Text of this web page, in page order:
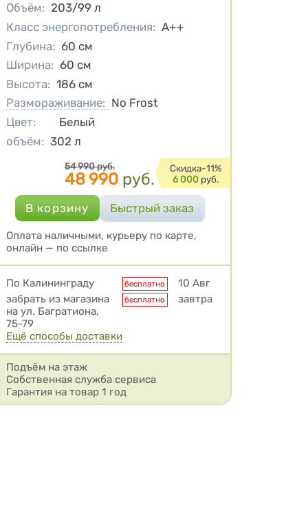
Объём: 203/99 л
Класс энергопотребления: A++
Глубина: 60 см
Ширина: 60 см
Высота: 186 см
Размораживание: No Frost
Цвет:
Белый
объём: 302 л
Цена
54 990руб.
48 990 руб.
Cкидка-11%
6 000 руб.
Оплата наличными, курьеру по карте,
онлайн — по ссылке
Условия доставки
По Калининграду бесплатно
10 Авг
забрать из магазина
на ул. Багратиона,
75-79
бесплатно завтра
Ещё способы доставки
Подъём на этаж
Собственная служба сервиса
Гарантия на товар 1 год